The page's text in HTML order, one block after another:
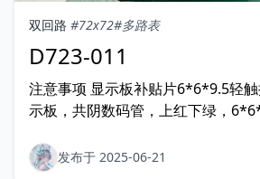
双回路 #72x72#多路表
D723-011
注意事项 显示板补贴片6*6*9.5轻
示板，共阴数码管，上红下绿，
发布于 2025-06-21